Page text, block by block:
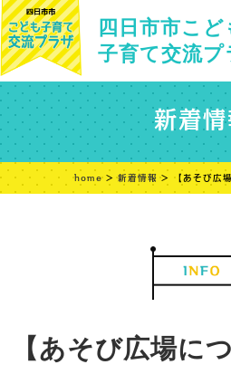
四日市市こど
子育て交流プ
新着情
home>新着情報 > 【あそび広場
【あそび広場に